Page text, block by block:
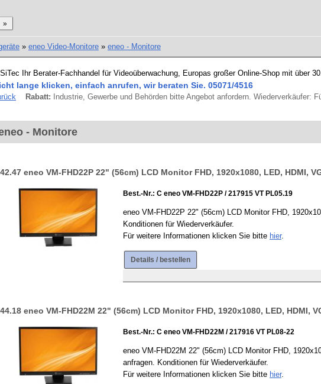
» eneo Video-Monitore » eneo - Monitore
Ihr Berater-Fachhandel für Videoüberwachung, Europas großer Online-Shop mit über
lange klicken, einfach anrufen, wir beraten Sie. 05071/4516
Rabatt: Industrie, Gewerbe und Behörden bitte Angebot anfordern. Wiederverkäufer:
- Monitore
eneo VM-FHD22P 22" (56cm) LCD Monitor FHD, 1920x1080, LED, HDMI,
Best.-Nr.: C eneo VM-FHD22P / 217915 VT PL05.19
eneo VM-FHD22P 22" (56cm) LCD Monitor FHD,
Konditionen für Wiederverkäufer.
Für weitere Informationen klicken Sie bitte hier.
Details / bestellen
eneo VM-FHD22M 22" (56cm) LCD Monitor FHD, 1920x1080, LED, HDMI,
Best.-Nr.: C eneo VM-FHD22M / 217916 VT PL08-22
eneo VM-FHD22M 22" (56cm) LCD Monitor FHD,
anfragen. Konditionen für Wiederverkäufer.
Für weitere Informationen klicken Sie bitte hier.